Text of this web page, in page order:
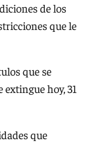
de los
que le
que se
hoy, 31
que